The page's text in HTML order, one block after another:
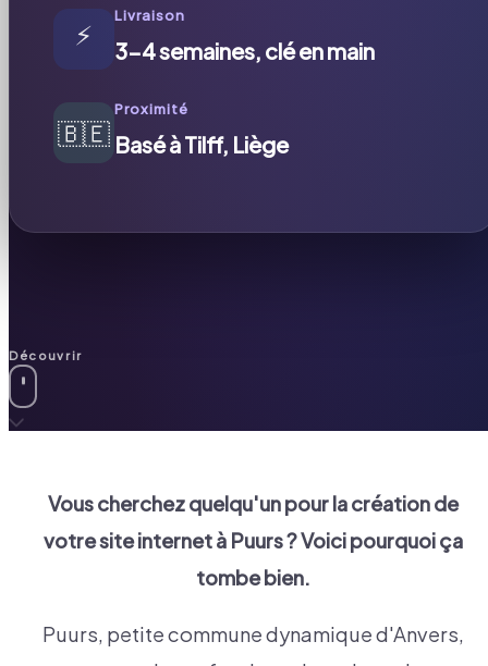
⚡
Livraison
3-4 semaines, clé en main
🇧🇪
Proximité
Basé à Tilff, Liège
Découvrir
Vous cherchez quelqu'un pour la création de
votre site internet à Puurs? Voici pourquoi ça
tombe bien.
Puurs, petite commune dynamique d'Anvers,